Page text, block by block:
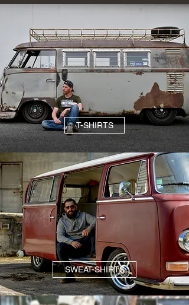
T-SHIRTS
SWEAT-SHIRTS